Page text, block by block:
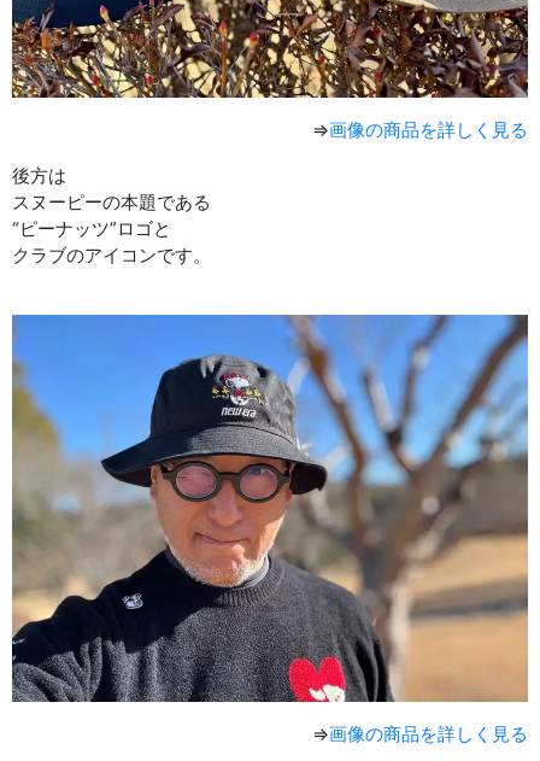
⇒画像の商品を詳しく見る
後方は
スヌーピーの本題である
“ピーナッツ”ロゴと
クラブのアイコンです。
⇒画像の商品を詳しく見る